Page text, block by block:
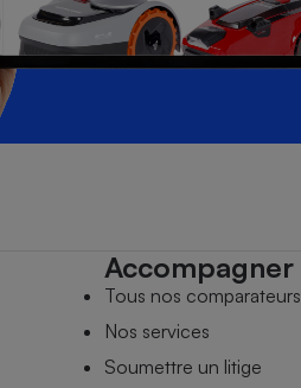
Accompagner
Tous nos comparateurs
Nos services
Soumettre un litige